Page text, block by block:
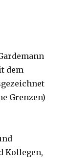
dem
Grenzen)
Kollegen,